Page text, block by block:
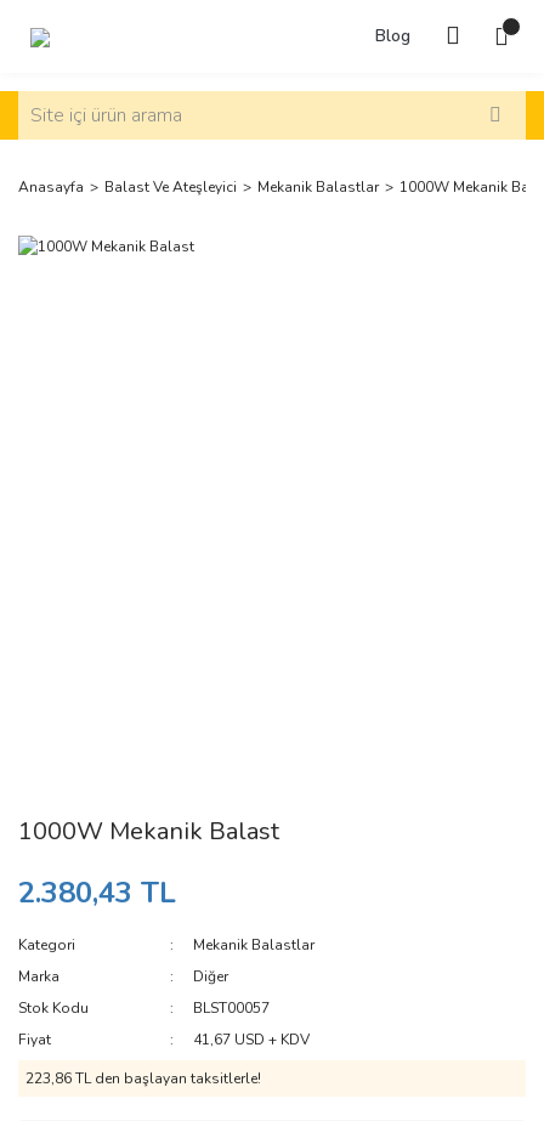
Blog
Anasayfa Balast Ve Ateşleyici Mekanik Balastlar 1000W Mekanik
1000W Mekanik Balast
2.380,43 TL
Kategori
Mekanik Balastlar
Marka
Diğer
Stok Kodu
BLST00057
Fiyat
41,67 USD + KDV
223,86 TL den başlayan taksitlerle!